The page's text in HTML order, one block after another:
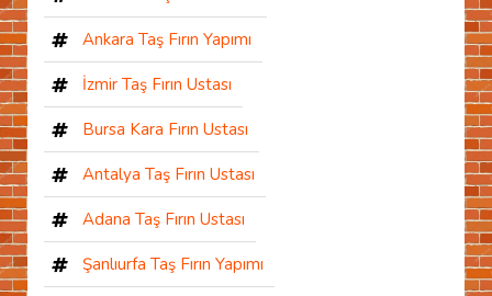
Ankara Taş Fırın Yapımı
İzmir Taş Fırın Ustası
Bursa Kara Fırın Ustası
Antalya Taş Fırın Ustası
Adana Taş Fırın Ustası
Şanlıurfa Taş Fırın Yapımı